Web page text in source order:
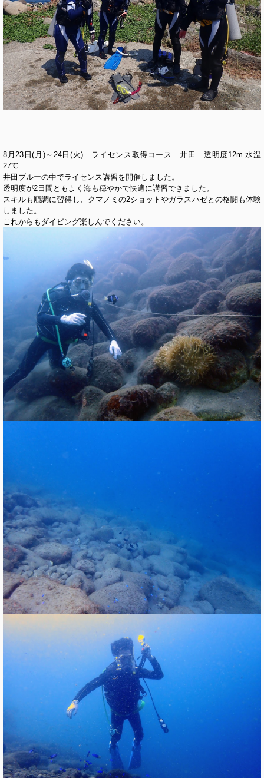
8月23日(月)～24日(火) ライセンス取得コース 井田 透明度12m 水温
27℃
井田ブルーの中でライセンス講習を開催しました。
透明度が2日間ともよく海も穏やかで快適に講習できました。
スキルも順調に習得し、クマノミの2ショットやガラスハゼとの格闘も体験
しました。
これからもダイビング楽しんでください。